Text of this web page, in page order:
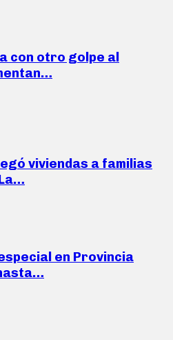
con otro golpe al
viviendas a familias
en Provincia